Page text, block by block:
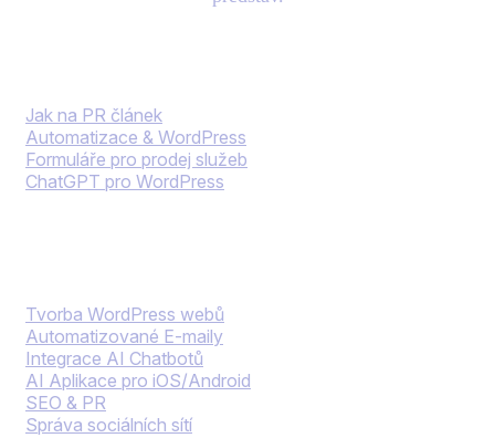
Jak na PR článek
Automatizace & WordPress
Formuláře pro prodej služeb
ChatGPT pro WordPress
Tvorba WordPress webů
Automatizované E-maily
Integrace AI Chatbotů
AI Aplikace pro iOS/Android
SEO & PR
Správa sociálních sítí